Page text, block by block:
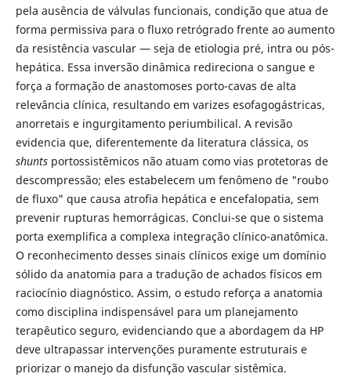
pela ausência de válvulas funcionais, condição que atua de
forma permissiva para o fluxo retrógrado frente ao aumento
da resistência vascular — seja de etiologia pré, intra ou pós-
hepática. Essa inversão dinâmica redireciona o sangue e
força a formação de anastomoses porto-cavas de alta
relevância clínica, resultando em varizes esofagogástricas,
anorretais e ingurgitamento periumbilical. A revisão
evidencia que, diferentemente da literatura clássica, os
shuntsportossistêmicos não atuam como vias protetoras de
descompressão; eles estabelecem um fenômeno de "roubo
de fluxo" que causa atrofia hepática e encefalopatia, sem
prevenir rupturas hemorrágicas. Conclui-se que o sistema
porta exemplifica a complexa integração clínico-anatômica.
O reconhecimento desses sinais clínicos exige um domínio
sólido da anatomia para a tradução de achados físicos em
raciocínio diagnóstico. Assim, o estudo reforça a anatomia
como disciplina indispensável para um planejamento
terapêutico seguro, evidenciando que a abordagem da HP
deve ultrapassar intervenções puramente estruturais e
priorizar o manejo da disfunção vascular sistêmica.